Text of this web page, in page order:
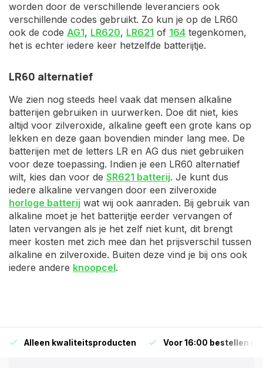
worden door de verschillende leveranciers ook
verschillende codes gebruikt. Zo kun je op de LR60
ook de code AG1, LR620, LR621 of 164 tegenkomen,
het is echter iedere keer hetzelfde batterijtje.
LR60 alternatief
We zien nog steeds heel vaak dat mensen alkaline
batterijen gebruiken in uurwerken. Doe dit niet, kies
altijd voor zilveroxide, alkaline geeft een grote kans op
lekken en deze gaan bovendien minder lang mee. De
batterijen met de letters LR en AG dus niet gebruiken
voor deze toepassing. Indien je een LR60 alternatief
wilt, kies dan voor de SR621 batterij. Je kunt dus
iedere alkaline vervangen door een zilveroxide
horloge batterij wat wij ook aanraden. Bij gebruik van
alkaline moet je het batterijtje eerder vervangen of
laten vervangen als je het zelf niet kunt, dit brengt
meer kosten met zich mee dan het prijsverschil tussen
alkaline en zilveroxide. Buiten deze vind je bij ons ook
iedere andere knoopcel.
Alleen kwaliteitsproducten Voor 16:00 bestellen is